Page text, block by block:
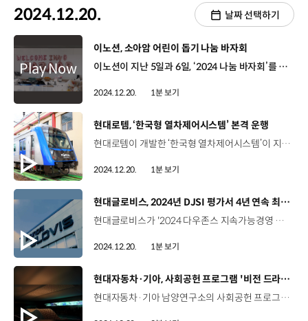
2024.12.20. 날짜 선택하기
[동영상]
이노션, 소아암 어린이 돕기 나눔 바자회
이노션이 지난 5일과 6일, ‘2024 나눔 바자회’를 열었습니다. 올해 17회를 맞이하는 나눔 바자회는 광고 제작에 사용된 소품과 의류, 액세서리, 그리고 임직원들의 기부 물품으로 진행되는 자선 모금 행사인데요. 수익금 전액은 백혈병 어린이재단에 기부해, 지금까지 총 141명의 어린이 치료비를 지원했습니다. 이번 행사에서 이노션은 장바구니 사용을 독려하는 이벤트도 진행해 환경 보호에도 앞장섰는데요. 이노션은 앞으로도 이노션만의 따뜻하고 행복한 기부문화를 만들어 나갈 예정입니다.
2024.12.20. 1분 보기
[동영상]
현대로템, ‘한국형 열차제어시스템’ 본격 운행
현대로템이 개발한 ‘한국형 열차제어시스템’이 지난 14일부터 첫 정규 영업 운행에 들어갔습니다. 현대로템은 국내 신호시스템 표준화와 국산화를 위한 정부의 연구개발 과제에 따라, 68개월 만에 연구개발, 성능 검증, 제품 인증을 마치며 열차제어시스템의 국산화에 성공했는데요. 한국철도공사가 운영하는 대경선에 처음 적용된 ‘한국형 열차제어시스템’은 신호체계를 표준화하고 안전하고 쾌적한 철도 환경에 기여할 전망입니다. 현대로템의 이번 열차제어시스템은 해외 신호체계와 호환도 가능해 K-철도신호의 해외 진출도 기대할 수 있습니다.
2024.12.20. 1분 보기
[동영상]
현대글로비스, 2024년 DJSI 평가서 4년 연속 최고 등급 획득
현대글로비스가 '2024 다우존스 지속가능경영 지수(DJSI)' 평가에서 최고 등급인 '월드(World) 지수'를 획득했습니다. ‘다우존스 지속가능경영 지수’는 미국의 SP 다우존스 인덱스와 SP 글로벌 스위스 SA가 공동으로 개발한 지속가능경영 평가지표인데요. 현대글로비스는 국내 물류기업 중 유일하게 2021년 월드 지수에 편입된 후, 올해까지 4년 연속 최상위 등급을 받았습니다. 현대글로비스는 평가 점수 기준으로 ‘운송 및 교통 인프라 부문’에서 전 세계 3위를 기록했는데요. 임직원과 협력사를 대상으로 인권평가를 진행하고 역량 향상 교육과정을 신설하는 등 다양한 활동으로 사회와 경제·지배구조 항목에서도 높은 평가를 받았습니다.
2024.12.20. 1분 보기
[동영상]
현대자동차·기아, 사회공헌 프로그램 '비전 드라이브' 운영
현대자동차·기아 남양연구소의 사회공헌 프로그램 ‘비전 드라이브’ 비전 드라이브 화성시 소재 아동과 청소년의 생애주기에 맞춘 교육문화 지원 프로그램 ‘비전 드라이브’ 의 세 가지 프로그램 비전 멘토링 - 현대자동차·기아 임직원 강연 기부 프로그램 비전 페스티벌 - 유명 연사 초청 진로 특강 프로그램 비전 익스피리언스 - 현장체험학습 임직원 멘토링 프로그램 [비전 멘토링] 10월 한달 간, 초등학생 1,400여명 대상 임직원이 직접 강연 실습 진행 자동차 모형 제작 실습 교육 최지현 책임연구원 / 현대자동차·기아 MSV전동화성능시험팀보람 있는 일을 하고 싶어서 작년부터 참여했는데 재미있고 보람 있었습니다. 오원희 / 우정초등학교제가 만든 모형 자동차가 실제로 굴러가는 모습도 신기했고, 제가 몰랐던 자동차의 역사와 현대자동차 회사에 대해 알게 되어 정말 신기하고 재미있었어요. [비전 페스티벌] 11월 18~19일, 초등학생 1,400여 명 대상 웹툰작가 무적핑크 크리에이터 ‘긱블’ 박찬후 대표 초청 특강 질의 응답 퀴즈 이벤트 진행 박찬후 대표 / 긱블제가 강연에서 한 이야기의 핵심이 ‘멈추지 않고 도전하라’였는데요. 학생분들이 하고 싶은 게 많은데 눈치 보지 않고 실패해도 되니까 다 했으면 좋겠다라는 이야기를 드리고 싶습니다. [비전 익스피리언스] 9월 3일·5일·25일, 중학생 560여 명 대상 현장체험학습 임직원 멘토링 진행 현대 모터스튜디오 고양에서 직접 경험하는 최첨단 모빌리티 기술 여성준 연구원 / 현대자동차·기아 디지털엔지니어링전략팀 현대자동차 ‘비전 익스피리언스’가 아이들에게 인사이트와 많은 도움을 주었으면 좋겠다고 생각이 되고요. 새로운 꿈들을 찾을 수 있었으면 좋겠습니다. 박시온 / 남양중학교저는 미래 항공 모빌리티가 기억에 남는데요. 사람이 이용 가능한 드론과 같은 모빌리티에 대해 구체적으로 알 수 있어서 좋았던 것 같습니다. 활기 넘치고 웃음꽃 가득 피었던 비전 드라이브 각 프로그램을 통해 청소년들의 진로 설계와 자존감 향상에 기여 “아이들의 미래를 위해 비전 드라이브는 계속됩니다”